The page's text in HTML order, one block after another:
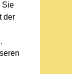
Sie
der